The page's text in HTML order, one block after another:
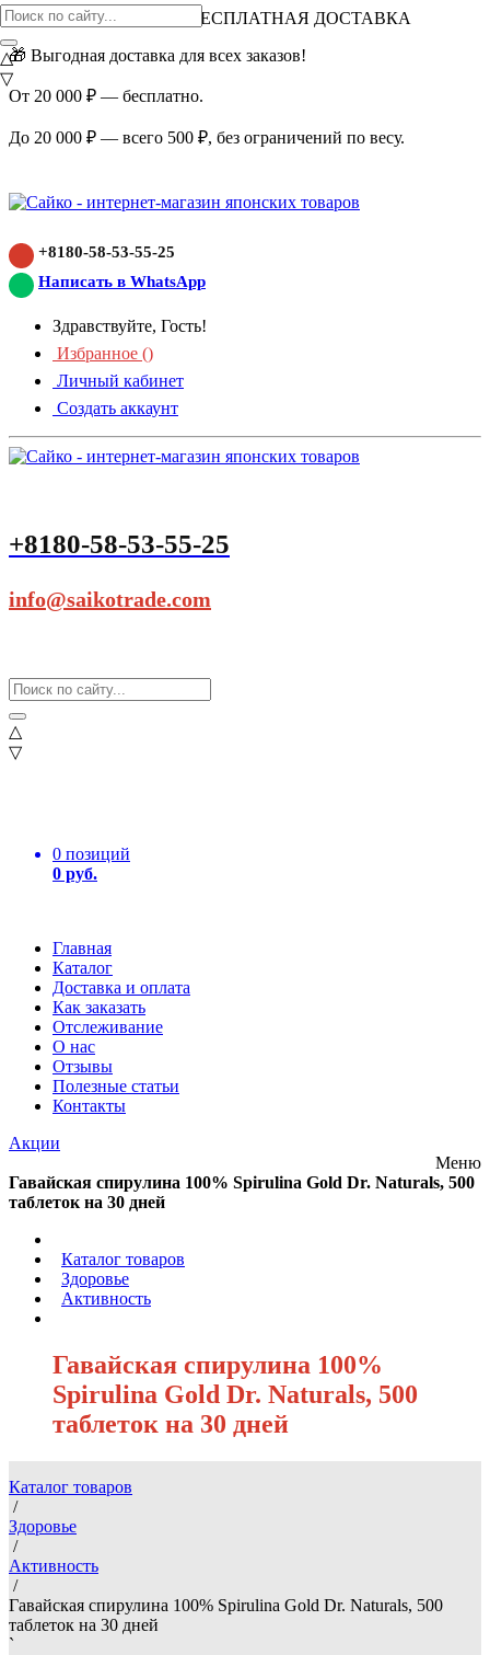
ВНИМАНИЕ АКЦИЯ!
БЕСПЛАТНАЯ ДОСТАВКА
🎁 Выгодная доставка для всех заказов!
От 20 000 ₽ — бесплатно.
До 20 000 ₽ — всего 500 ₽, без ограничений по весу.
+8180-58-53-55-25
Написать в WhatsApp
Здравствуйте, Гость!
Избранное ()
Личный кабинет
Создать аккаунт
+8180-58-53-55-25
info@saikotrade.com
△
▽
0 позиций
0 руб.
Главная
Каталог
Доставка и оплата
Как заказать
Отслеживание
О нас
Отзывы
Полезные статьи
Контакты
Акции
△
▽
Меню
Гавайская спирулина 100% Spirulina Gold Dr. Naturals, 500
таблеток на 30 дней
Каталог товаров
Здоровье
Активность
Гавайская спирулина 100%
Spirulina Gold Dr. Naturals, 500
таблеток на 30 дней
Каталог товаров
/
Здоровье
/
Активность
/
Гавайская спирулина 100% Spirulina Gold Dr. Naturals, 500
таблеток на 30 дней
`